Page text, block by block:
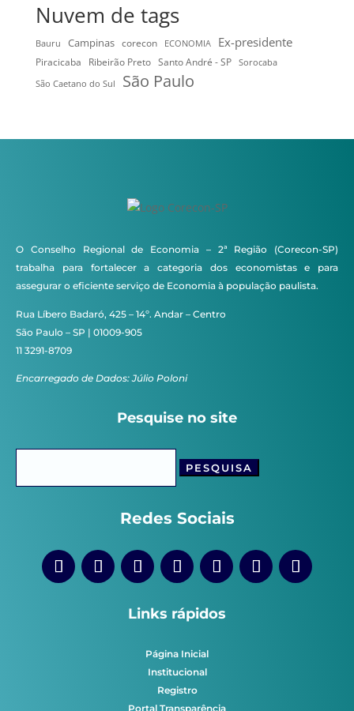
Nuvem de tags
Bauru Campinas corecon ECONOMIA Ex-presidente
Piracicaba Ribeirão Preto Santo André - SP
Sorocaba
São Caetano do Sul
São Paulo
O Conselho Regional de Economia – 2ª Região (Corecon-SP)
trabalha para fortalecer a categoria dos economistas e para
assegurar o eficiente serviço de Economia à população paulista.
Rua Líbero Badaró, 425 – 14º. Andar – Centro
São Paulo – SP | 01009-905
11 3291-8709
Encarregado de Dados: Júlio Poloni
Pesquise no site
Redes Sociais
Links rápidos
Página Inicial
Institucional
Registro
Portal Transparência